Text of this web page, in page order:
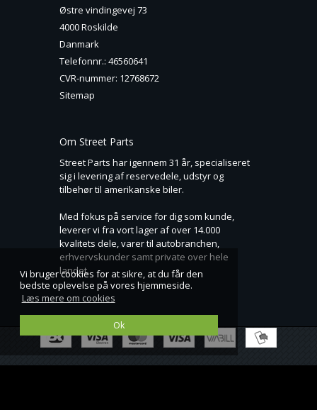
Vi bruger cookies for at sikre, at du får den
bedste oplevelse på vores hjemmeside.
Læs mere om cookies
Ok
Østre vindingevej 73
4000 Roskilde
Danmark
Telefonnr.: 46560641
CVR-nummer: 12768672
Sitemap
Om Street Parts
Street Parts har igennem 31 år, specialiseret
sig i levering af reservedele, udstyr og
tilbehør til amerikanske biler.
Med fokus på service for dig som kunde,
leverer vi fra vort lager af over 14.000
kvalitets dele, varer til autobranchen,
erhvervskunder samt private over hele
landet.